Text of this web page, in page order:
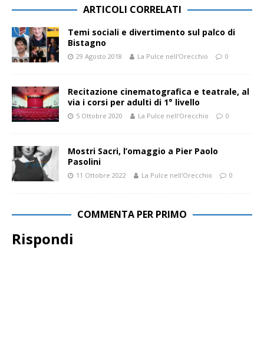
ARTICOLI CORRELATI
Temi sociali e divertimento sul palco di
Bistagno
29 Agosto 2018 La Pulce nell'Orecchio 0
Recitazione cinematografica e teatrale, al
via i corsi per adulti di 1° livello
5 Ottobre 2020 La Pulce nell'Orecchio 0
Mostri Sacri, l’omaggio a Pier Paolo
Pasolini
11 Ottobre 2022 La Pulce nell'Orecchio 0
COMMENTA PER PRIMO
Rispondi